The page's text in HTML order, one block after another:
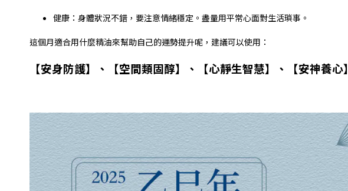
健康：身體狀況不錯，要注意情緒穩定。盡量用平常心面對生活瑣事。
這個月適合用什麼精油來幫助自己的運勢提升呢，建議可以使用：
【安身防護】、【空間類固醇】、【心靜生智慧】、【安神養心】